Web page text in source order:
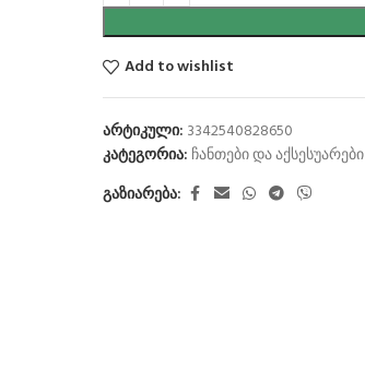
Add to wishlist
არტიკული: 3342540828650
კატეგორია: ჩანთები და აქსესუარები
გაზიარება: